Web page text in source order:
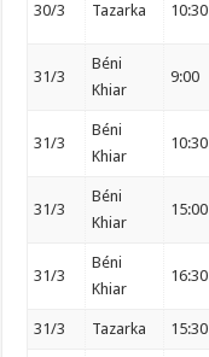
30/3 Tazarka 10:30
31/3
Béni
Khiar
9:00
31/3
Béni
Khiar
10:30
31/3
Béni
Khiar
15:00
31/3
Béni
Khiar
16:30
31/3 Tazarka 15:30